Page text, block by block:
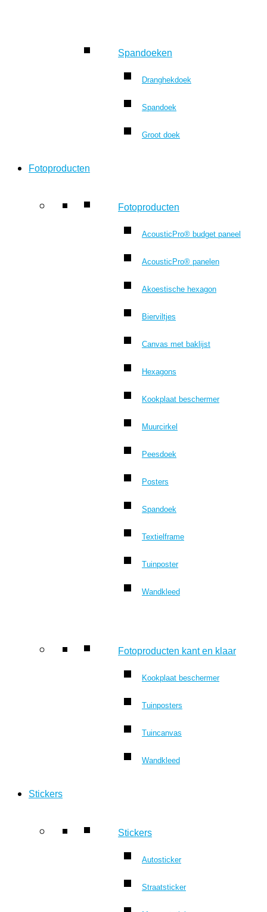
Spandoeken
Dranghekdoek
Spandoek
Groot doek
Fotoproducten
Fotoproducten
AcousticPro® budget paneel
AcousticPro® panelen
Akoestische hexagon
Bierviltjes
Canvas met baklijst
Hexagons
Kookplaat beschermer
Muurcirkel
Peesdoek
Posters
Spandoek
Textielframe
Tuinposter
Wandkleed
Fotoproducten kant en klaar
Kookplaat beschermer
Tuinposters
Tuincanvas
Wandkleed
Stickers
Stickers
Autosticker
Straatsticker